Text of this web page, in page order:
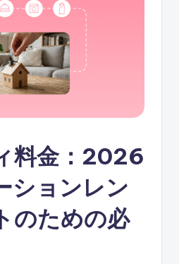
料金：2026
ションレン
のための必